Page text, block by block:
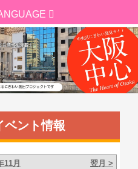
ント情報
11月
翌月 >